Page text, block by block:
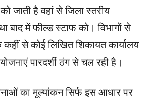
जाती है वहां से जिला स्तरीय
बाद में फील्ड स्टाफ को। विभागों से
कहीं से कोई लिखित शिकायत कार्यालय
पारदर्शी ठंग से चल रही है।
का मूल्यांकन सिर्फ इस आधार पर